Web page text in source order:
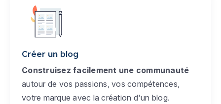
Créer un blog
Construisez facilement une communauté
autour de vos passions, vos compétences,
votre marque avec la création d'un blog.